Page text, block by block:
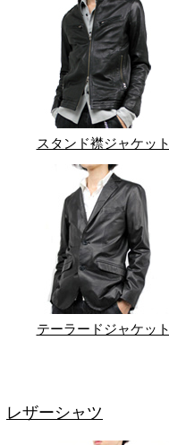
スタンド襟ジャケット
テーラードジャケット
レザーシャツ